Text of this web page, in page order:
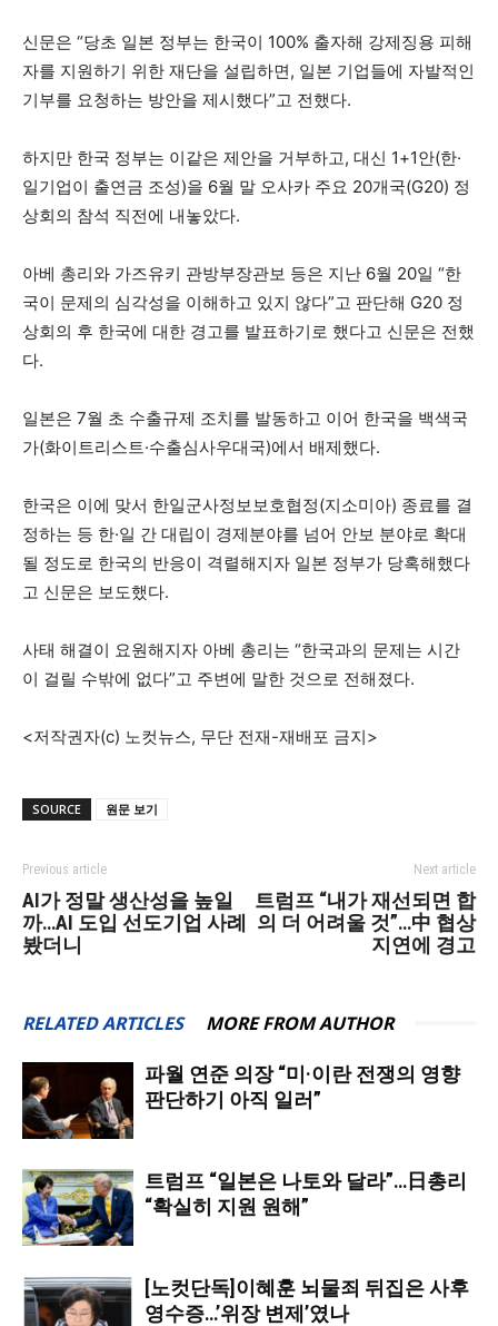
신문은 “당초 일본 정부는 한국이 100% 출자해 강제징용 피해
자를 지원하기 위한 재단을 설립하면, 일본 기업들에 자발적인
기부를 요청하는 방안을 제시했다”고 전했다.
하지만 한국 정부는 이같은 제안을 거부하고, 대신 1+1안(한·
일기업이 출연금 조성)을 6월 말 오사카 주요 20개국(G20) 정
상회의 참석 직전에 내놓았다.
아베 총리와 가즈유키 관방부장관보 등은 지난 6월 20일 “한
국이 문제의 심각성을 이해하고 있지 않다”고 판단해 G20 정
상회의 후 한국에 대한 경고를 발표하기로 했다고 신문은 전했
다.
일본은 7월 초 수출규제 조치를 발동하고 이어 한국을 백색국
가(화이트리스트·수출심사우대국)에서 배제했다.
한국은 이에 맞서 한일군사정보보호협정(지소미아) 종료를 결
정하는 등 한·일 간 대립이 경제분야를 넘어 안보 분야로 확대
될 정도로 한국의 반응이 격렬해지자 일본 정부가 당혹해했다
고 신문은 보도했다.
사태 해결이 요원해지자 아베 총리는 “한국과의 문제는 시간
이 걸릴 수밖에 없다”고 주변에 말한 것으로 전해졌다.
<저작권자(c) 노컷뉴스, 무단 전재-재배포 금지>
SOURCE 원문 보기
Previous article
AI가 정말 생산성을 높일
까…AI 도입 선도기업 사례
봤더니
Next article
트럼프 “내가 재선되면 합
의 더 어려울 것”…中 협상
지연에 경고
RELATED ARTICLES MORE FROM AUTHOR
파월 연준 의장 “미·이란 전쟁의 영향
판단하기 아직 일러”
트럼프 “일본은 나토와 달라”…日총리
“확실히 지원 원해”
[노컷단독]이혜훈 뇌물죄 뒤집은 사후
영수증…’위장 변제’였나